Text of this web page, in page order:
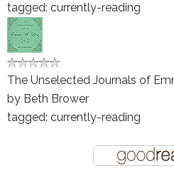
tagged: currently-reading
The Unselected Journals of
by Beth Brower
tagged: currently-reading